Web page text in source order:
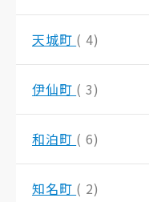
天城町 ( 4)
伊仙町 ( 3)
和泊町 ( 6)
知名町 ( 2)